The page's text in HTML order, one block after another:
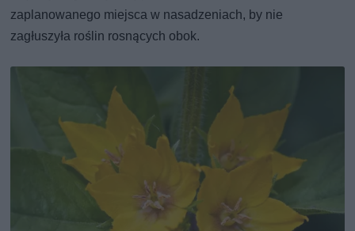
zaplanowanego miejsca w nasadzeniach, by nie
zagłuszyła roślin rosnących obok.